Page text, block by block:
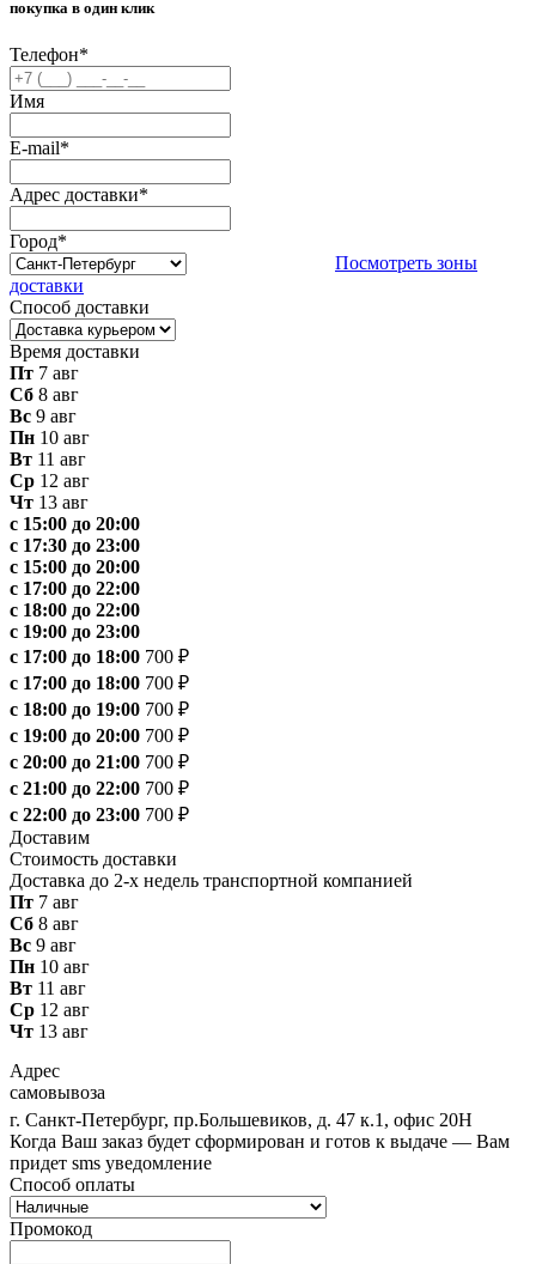
покупка в один клик
Телефон*
Имя
E-mail*
Адрес доставки*
Город*
Посмотреть зоны
доставки
Способ доставки
Время доставки
Пт 7 авг
Сб 8 авг
Вс 9 авг
Пн 10 авг
Вт 11 авг
Ср 12 авг
Чт 13 авг
с 15:00 до 20:00
с 17:30 до 23:00
с 15:00 до 20:00
с 17:00 до 22:00
с 18:00 до 22:00
с 19:00 до 23:00
с 17:00 до 18:00 700 ₽
с 17:00 до 18:00 700 ₽
с 18:00 до 19:00 700 ₽
с 19:00 до 20:00 700 ₽
с 20:00 до 21:00 700 ₽
с 21:00 до 22:00 700 ₽
с 22:00 до 23:00 700 ₽
Доставим
Стоимость доставки
Доставка до 2-х недель транспортной компанией
Пт 7 авг
Сб 8 авг
Вс 9 авг
Пн 10 авг
Вт 11 авг
Ср 12 авг
Чт 13 авг
Адрес
самовывоза
г. Санкт-Петербург, пр.Большевиков, д. 47 к.1, офис 20Н
Когда Ваш заказ будет сформирован и готов к выдаче — Вам
придет sms уведомление
Способ оплаты
Промокод